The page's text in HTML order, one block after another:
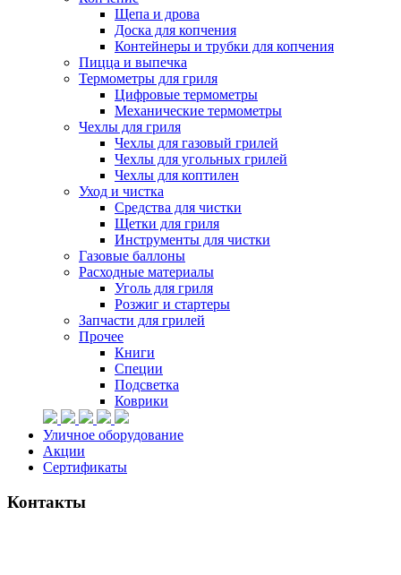
Щепа и дрова
Доска для копчения
Контейнеры и трубки для копчения
Пицца и выпечка
Термометры для гриля
Цифровые термометры
Механические термометры
Чехлы для гриля
Чехлы для газовый грилей
Чехлы для угольных грилей
Чехлы для коптилен
Уход и чистка
Средства для чистки
Щетки для гриля
Инструменты для чистки
Газовые баллоны
Расходные материалы
Уголь для гриля
Розжиг и стартеры
Запчасти для грилей
Прочее
Книги
Специи
Подсветка
Коврики
Уличное оборудование
Акции
Сертификаты
Контакты